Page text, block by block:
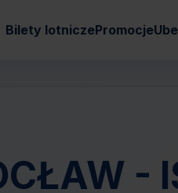
Bilety lotniczePromocje
-